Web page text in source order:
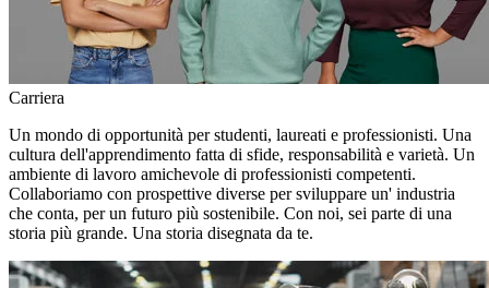
Carriera
Un mondo di opportunità per studenti, laureati e professionisti. Una
cultura dell'apprendimento fatta di sfide, responsabilità e varietà. Un
ambiente di lavoro amichevole di professionisti competenti.
Collaboriamo con prospettive diverse per sviluppare un' industria
che conta, per un futuro più sostenibile. Con noi, sei parte di una
storia più grande. Una storia disegnata da te.